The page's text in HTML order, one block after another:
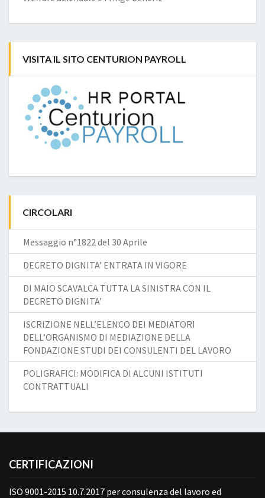
VISITA IL SITO CENTURION PAYROLL
CIRCOLARI
Messaggio n°1822 del 30 Aprile
DECRETO DIGNITA’ ENTRATA IN VIGORE
DI MAIO SCAVALCA TUTTA LA SINISTRA CON IL
DECRETO DIGNITA’
ISCRIZIONE NELL’ELENCO DEI MEDIATORI
DELL’ORGANISMO DI MEDIAZIONE DELLA
FONDAZIONE STUDI DEI CONSULENTI DEL LAVORO
POLIGRAFICI: MODIFICA DI ALCUNI ISTITUTI
CONTRATTUALI
CERTIFICAZIONI
ISO 9001-2015 10.7.2017 per consulenza del lavoro ed